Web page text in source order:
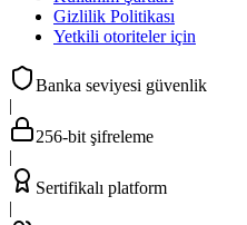
Gizlilik Politikası
Yetkili otoriteler için
Banka seviyesi güvenlik
|
256-bit şifreleme
|
Sertifikalı platform
|